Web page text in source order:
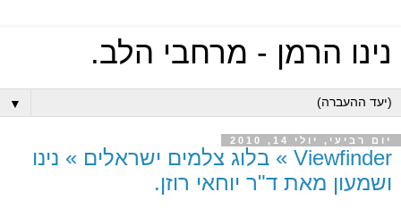
נינו הרמן - מרחבי הלב.
▼
יום רביעי, יולי 14, 2010
Viewfinder » בלוג צלמים ישראלים » נינו
ושמעון מאת ד"ר יוחאי רוזן.